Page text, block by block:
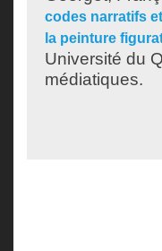
codes narratifs
la peinture
Université du
médiatiques.